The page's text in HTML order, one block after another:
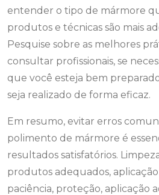
entender o tipo de mármore
produtos e técnicas são mais
Pesquise sobre as melhores
consultar profissionais, se
que você esteja bem
seja realizado de forma eficaz.
Em resumo, evitar erros
polimento de mármore é
resultados satisfatórios.
produtos adequados,
paciência, proteção, aplicação